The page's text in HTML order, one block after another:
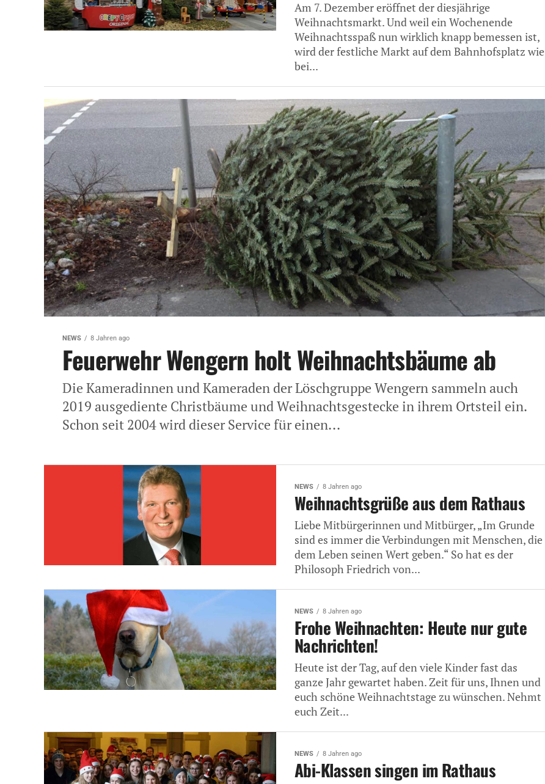
Am 7. Dezember eröffnet der diesjährige
Weihnachtsmarkt. Und weil ein Wochenende
Weihnachtsspaß nun wirklich knapp bemessen ist,
wird der festliche Markt auf dem Bahnhofsplatz wie
bei...
NEWS 8 Jahren ago
Feuerwehr Wengern holt Weihnachtsbäume ab
Die Kameradinnen und Kameraden der Löschgruppe Wengern sammeln auch
2019 ausgediente Christbäume und Weihnachtsgestecke in ihrem Ortsteil ein.
Schon seit 2004 wird dieser Service für einen...
NEWS 8 Jahren ago
Weihnachtsgrüße aus dem Rathaus
Liebe Mitbürgerinnen und Mitbürger, „Im Grunde
sind es immer die Verbindungen mit Menschen, die
dem Leben seinen Wert geben.“ So hat es der
Philosoph Friedrich von...
NEWS 8 Jahren ago
Frohe Weihnachten: Heute nur gute
Nachrichten!
Heute ist der Tag, auf den viele Kinder fast das
ganze Jahr gewartet haben. Zeit für uns, Ihnen und
euch schöne Weihnachtstage zu wünschen. Nehmt
euch Zeit...
NEWS 8 Jahren ago
Abi-Klassen singen im Rathaus